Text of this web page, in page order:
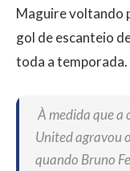
Maguire voltando
gol de escanteio
toda a temporada.
À medida que a
United agravou
quando Bruno